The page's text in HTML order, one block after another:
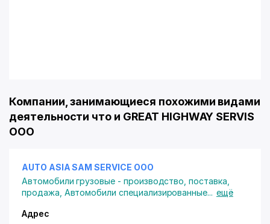
Компании, занимающиеся похожими видами
деятельности что и GREAT HIGHWAY SERVIS
ООО
AUTO ASIA SAM SERVICE ООО
Автомобили грузовые - производство, поставка,
продажа Автомобили специализированные... ещё
Адрес